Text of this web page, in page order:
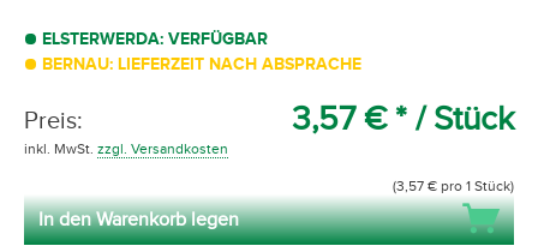
ELSTERWERDA: VERFÜGBAR
BERNAU: LIEFERZEIT NACH ABSPRACHE
Preis: 3,57 € * / Stück
inkl. MwSt. zzgl. Versandkosten
(3,57 € pro 1 Stück)
In den Warenkorb legen